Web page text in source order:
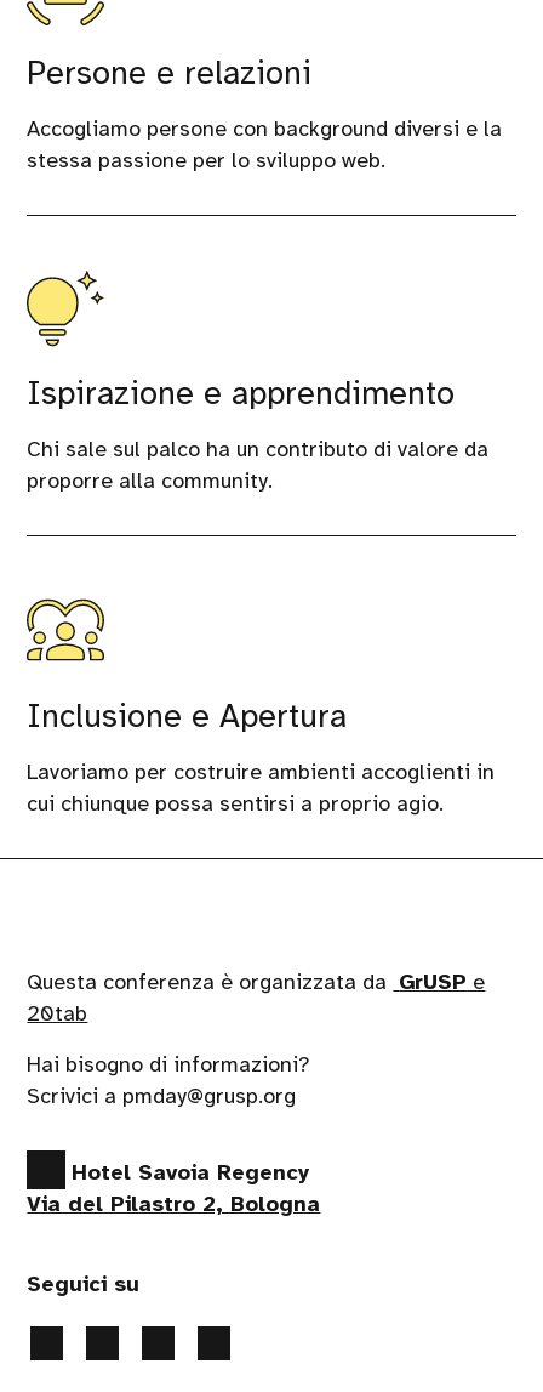
Persone e relazioni
Accogliamo persone con background diversi e la
stessa passione per lo sviluppo web.
Ispirazione e apprendimento
Chi sale sul palco ha un contributo di valore da
proporre alla community.
Inclusione e Apertura
Lavoriamo per costruire ambienti accoglienti in
cui chiunque possa sentirsi a proprio agio.
Questa conferenza è organizzata da GrUSP e
20tab
Hai bisogno di informazioni?
Scrivici a pmday@grusp.org
Hotel Savoia Regency
Via del Pilastro 2, Bologna
Seguici su